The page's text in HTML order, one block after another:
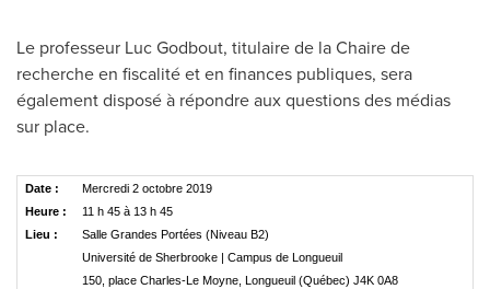
Le professeur Luc Godbout, titulaire de la Chaire de
recherche en fiscalité et en finances publiques, sera
également disposé à répondre aux questions des médias
sur place.
Date :
Mercredi 2 octobre 2019
Heure :
11 h 45 à 13 h 45
Lieu :
Salle Grandes Portées (Niveau B2)
Université de Sherbrooke | Campus de Longueuil
150, place Charles-Le Moyne, Longueuil (Québec) J4K 0A8